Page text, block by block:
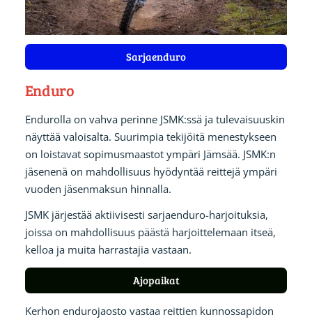
Sarjaenduro
Enduro
Endurolla on vahva perinne JSMK:ssä ja tulevaisuuskin
näyttää valoisalta. Suurimpia tekijöitä menestykseen
on loistavat sopimusmaastot ympäri Jämsää. JSMK:n
jäsenenä on mahdollisuus hyödyntää reittejä ympäri
vuoden jäsenmaksun hinnalla.
JSMK järjestää aktiivisesti sarjaenduro-harjoituksia,
joissa on mahdollisuus päästä harjoittelemaan itseä,
kelloa ja muita harrastajia vastaan.
Ajopaikat
Kerhon endurojaosto vastaa reittien kunnossapidon